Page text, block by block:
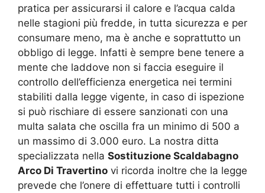
pratica per assicurarsi il calore e l’acqua calda
nelle stagioni più fredde, in tutta sicurezza e per
consumare meno, ma è anche e soprattutto un
obbligo di legge. Infatti è sempre bene tenere a
mente che laddove non si faccia eseguire il
controllo dell’efficienza energetica nei termini
stabiliti dalla legge vigente, in caso di ispezione
si può rischiare di essere sanzionati con una
multa salata che oscilla fra un minimo di 500 a
un massimo di 3.000 euro. La nostra ditta
specializzata nella Sostituzione Scaldabagno
Arco Di Travertino vi ricorda inoltre che la legge
prevede che l’onere di effettuare tutti i controlli